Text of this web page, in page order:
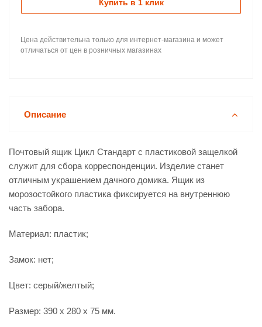
Купить в 1 клик
Цена действительна только для интернет-магазина и может
отличаться от цен в розничных магазинах
Описание
Почтовый ящик Цикл Стандарт с пластиковой защелкой
служит для сбора корреспонденции. Изделие станет
отличным украшением дачного домика. Ящик из
морозостойкого пластика фиксируется на внутреннюю
часть забора.
Материал: пластик;
Замок: нет;
Цвет: серый/желтый;
Размер: 390 x 280 x 75 мм.